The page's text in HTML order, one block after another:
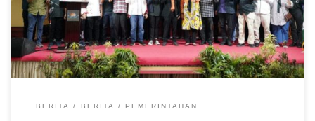
Sekjen PB PBI, Bapak Hasrial Arimis. Selamat datang di Kota
Batam, kota bandar dunia madani,” kata Jefridin yang juga selaku
Ketua Persatuan Sepak Takraw Indonesia (PSTI) Kota Batam. Atas
nama Wali Kota Batam Jefridin menghaturkan selamat kepada
pengurus daerah yang dilantik, baik […]
BERITA BERITA PEMERINTAHAN